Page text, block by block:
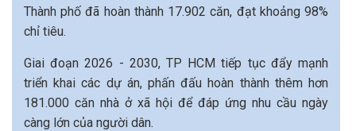
Thành phố đã hoàn thành 17.902 căn, đạt khoảng 98%
chỉ tiêu.
Giai đoạn 2026 - 2030, TP HCM tiếp tục đẩy mạnh
triển khai các dự án, phấn đấu hoàn thành thêm hơn
181.000 căn nhà ở xã hội để đáp ứng nhu cầu ngày
càng lớn của người dân.